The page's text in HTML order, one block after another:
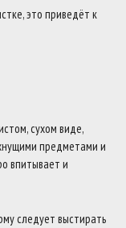
это приведёт к
сухом виде,
предметами и
впитывает и
следует выстирать